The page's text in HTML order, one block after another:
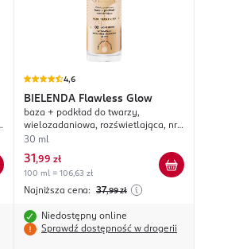
4,6
BIELENDA Flawless Glow
baza + podkład do twarzy,
wielozadaniowa, rozświetlająca, nr
02 Light Beige
30 ml
31 ,99 zł
100 ml = 106,63 zł
Najniższa cena: 37,99 zł
Niedostępny online
Sprawdź dostępność w drogerii